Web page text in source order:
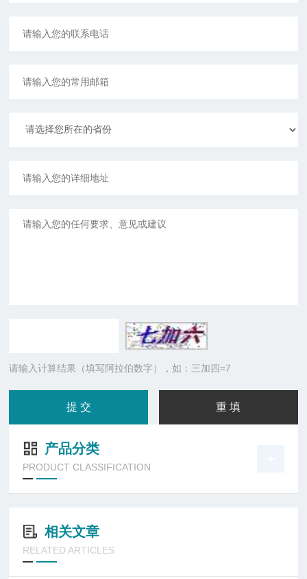
请输入计算结果（填写阿拉伯数字），如：三加四=7
产品分类
PRODUCT CLASSIFICATION
相关文章
RELATED ARTICLES